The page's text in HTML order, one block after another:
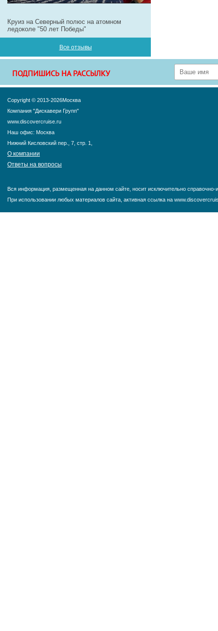
Круиз на Северный полюс на атомном
ледоколе "50 лет Победы"
Все отзывы
ПОДПИШИСЬ НА РАССЫЛКУ
Copyright © 2013-2026Москва
Компания "Дискавери Групп"
www.discovercruise.ru
Наш офис: Москва
Нижний Кисловский пер., 7, стр. 1,
О компании
Ответы на вопросы
Вся информация, размещенная на данном сайте, носит исключительно
При использовании любых материалов сайта, активная ссылка на